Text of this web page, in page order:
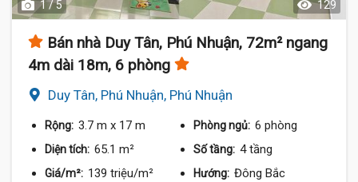
1 / 5 129
Bán nhà Duy Tân, Phú Nhuận, 72m² ngang
4m dài 18m, 6 phòng
Duy Tân, Phú Nhuận, Phú Nhuận
Rộng: 3.7 m x 17 m Phòng ngủ: 6 phòng
Diện tích: 65.1 m² Số tầng: 4 tầng
Giá/m²: 139 triệu/m² Hướng: Đông Bắc